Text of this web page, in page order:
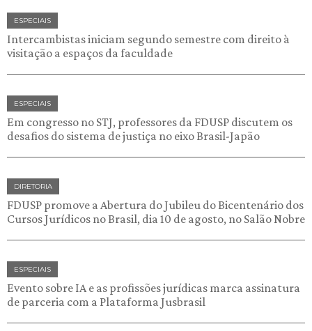
ESPECIAIS
Intercambistas iniciam segundo semestre com direito à
visitação a espaços da faculdade
ESPECIAIS
Em congresso no STJ, professores da FDUSP discutem os
desafios do sistema de justiça no eixo Brasil-Japão
DIRETORIA
FDUSP promove a Abertura do Jubileu do Bicentenário dos
Cursos Jurídicos no Brasil, dia 10 de agosto, no Salão Nobre
ESPECIAIS
Evento sobre IA e as profissões jurídicas marca assinatura
de parceria com a Plataforma Jusbrasil